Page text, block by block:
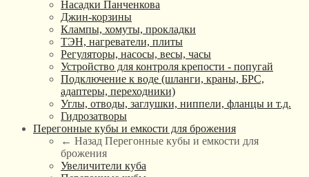
Насадки Панченкова
Джин-корзины
Клампы, хомуты, прокладки
ТЭН, нагреватели, плиты
Регуляторы, насосы, весы, часы
Устройство для контроля крепости - попугай
Подключение к воде (шланги, краны, БРС,
адаптеры, переходники)
Углы, отводы, заглушки, ниппели, фланцы и т.д.
Гидрозатворы
Перегонные кубы и емкости для брожения
← Назад Перегонные кубы и емкости для
брожения
Увеличители куба